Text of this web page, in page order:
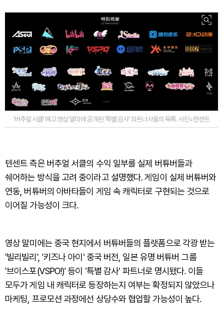
'버추얼 서클' 예고 영상 말미에 공개된 '특별 감사' 파트너사들의 목록. 사진=텐센트
텐센트 측은 버추얼 서클의 수익 일부를 실제 버튜버들과
쉐어하는 방식을 고려 중이라고 설명했다. 게임이 실제 버튜버와
연동, 버튜버의 아바타들이 게임 속 캐릭터로 구현되는 것으로
이어질 가능성이 크다.
영상 말미에는 중국 현지에서 버튜버들의 플랫폼으로 각광 받는
'빌리빌리', '키즈나 아이' 중국 버전, 일본 유명 버튜버 그룹
'브이스포(VSPO!)' 등이 '특별 감사' 파트너로 명시됐다. 이들
모두가 게임 내 캐릭터로 등장하는지 여부는 확정되지 않았으나
마케팅, 프로모션 과정에선 상당수와 협업할 가능성이 높다.